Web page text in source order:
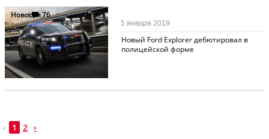
Новости76
Новый Ford Explorer дебютировал в
полицейской форме
5 января 2019
‹ 1 2 ›